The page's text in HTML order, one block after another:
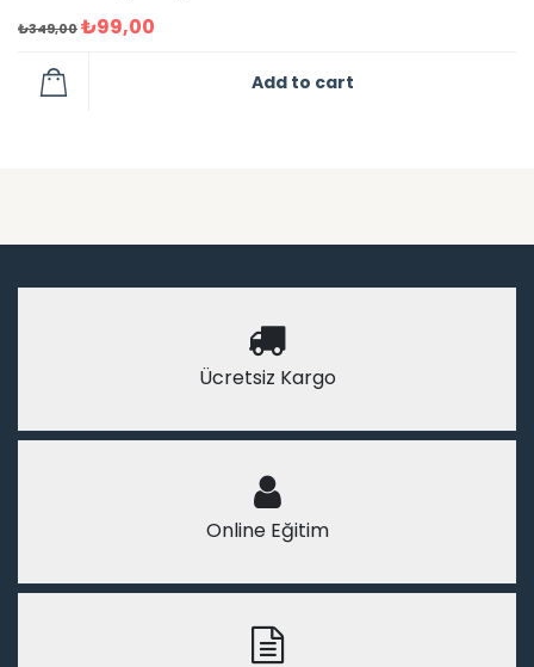
₺349,00₺99,00
Add to cart
Ücretsiz Kargo
Online Eğitim